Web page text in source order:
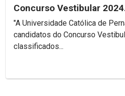
Concurso Vestibular
"A Universidade Católica de
candidatos do Concurso
classificados...